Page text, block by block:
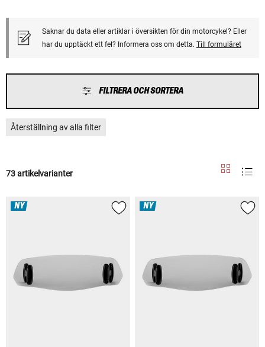
Saknar du data eller artiklar i översikten för din motorcykel? Eller
har du upptäckt ett fel? Informera oss om detta. Till formuläret
FILTRERA OCH SORTERA
Återställning av alla filter
73 artikelvarianter
NY NY